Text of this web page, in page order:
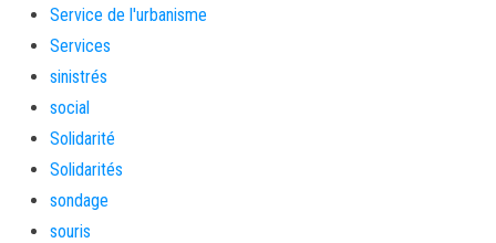
Service de l'urbanisme
Services
sinistrés
social
Solidarité
Solidarités
sondage
souris